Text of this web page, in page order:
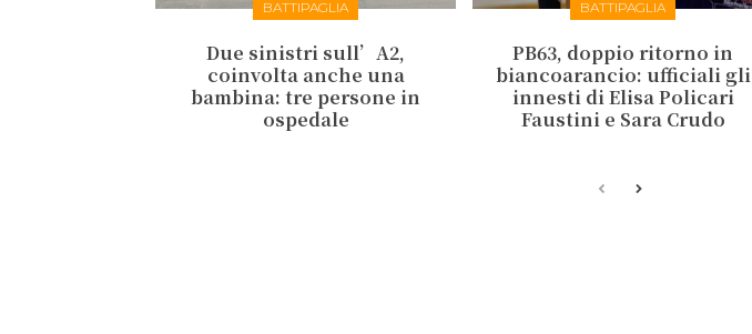
BATTIPAGLIA
Due sinistri sull’A2,
coinvolta anche una
bambina: tre persone in
ospedale
BATTIPAGLIA
PB63, doppio ritorno in
biancoarancio: ufficiali gli
innesti di Elisa Policari
Faustini e Sara Crudo